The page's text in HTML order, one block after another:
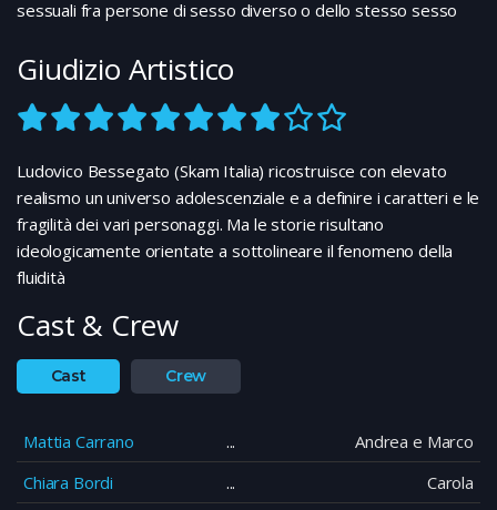
sessuali fra persone di sesso diverso o dello stesso sesso
Giudizio Artistico
Ludovico Bessegato (Skam Italia) ricostruisce con elevato
realismo un universo adolescenziale e a definire i caratteri e le
fragilità dei vari personaggi. Ma le storie risultano
ideologicamente orientate a sottolineare il fenomeno della
fluidità
Cast & Crew
Cast Crew
Mattia Carrano
Andrea e Marco
Chiara Bordi
Carola